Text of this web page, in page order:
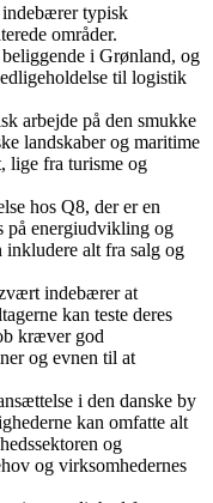
indebærer typisk
områder.
i Grønland, og
til logistik
arbejde på den smukke
landskaber og maritime
lige fra turisme og
hos Q8, der er en
på energiudvikling og
alt fra salg og
indebærer at
kan teste deres
kræver god
og evnen til at
i den danske by
kan omfatte alt
og
og virksomhedernes